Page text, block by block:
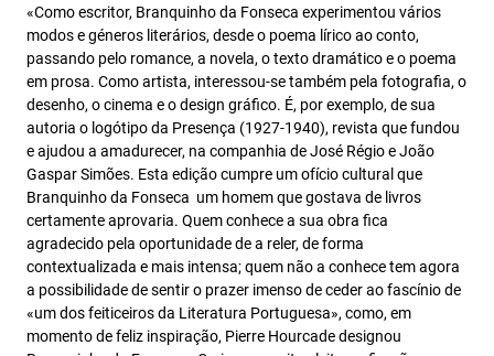
«Como escritor, Branquinho da Fonseca experimentou vários
modos e géneros literários, desde o poema lírico ao conto,
passando pelo romance, a novela, o texto dramático e o poema
em prosa. Como artista, interessou-se também pela fotografia, o
desenho, o cinema e o design gráfico. É, por exemplo, de sua
autoria o logótipo da Presença (1927-1940), revista que fundou
e ajudou a amadurecer, na companhia de José Régio e João
Gaspar Simões. Esta edição cumpre um ofício cultural que
Branquinho da Fonseca  um homem que gostava de livros 
certamente aprovaria. Quem conhece a sua obra fica
agradecido pela oportunidade de a reler, de forma
contextualizada e mais intensa; quem não a conhece tem agora
a possibilidade de sentir o prazer imenso de ceder ao fascínio de
«um dos feiticeiros da Literatura Portuguesa», como, em
momento de feliz inspiração, Pierre Hourcade designou